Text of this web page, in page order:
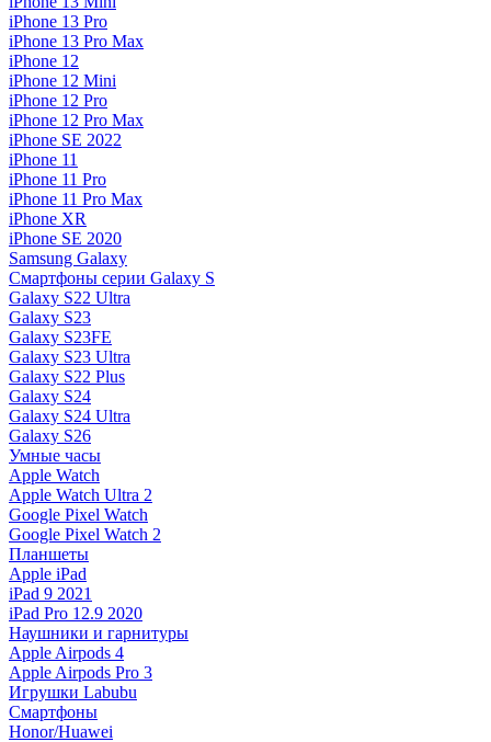
iPhone 13 Pro
iPhone 13 Pro Max
iPhone 12
iPhone 12 Mini
iPhone 12 Pro
iPhone 12 Pro Max
iPhone SE 2022
iPhone 11
iPhone 11 Pro
iPhone 11 Pro Max
iPhone XR
iPhone SE 2020
Samsung Galaxy
Смартфоны серии Galaxy S
Galaxy S22 Ultra
Galaxy S23
Galaxy S23FE
Galaxy S23 Ultra
Galaxy S22 Plus
Galaxy S24
Galaxy S24 Ultra
Galaxy S26
Умные часы
Apple Watch
Apple Watch Ultra 2
Google Pixel Watch
Google Pixel Watch 2
Планшеты
Apple iPad
iPad 9 2021
iPad Pro 12.9 2020
Наушники и гарнитуры
Apple Airpods 4
Apple Airpods Pro 3
Игрушки Labubu
Смартфоны
Honor/Huawei